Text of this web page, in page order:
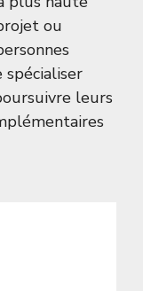
ou
leurs